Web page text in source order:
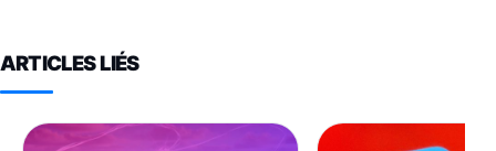
ARTICLES LIÉS